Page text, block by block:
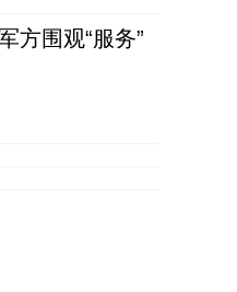
方围观“服务”